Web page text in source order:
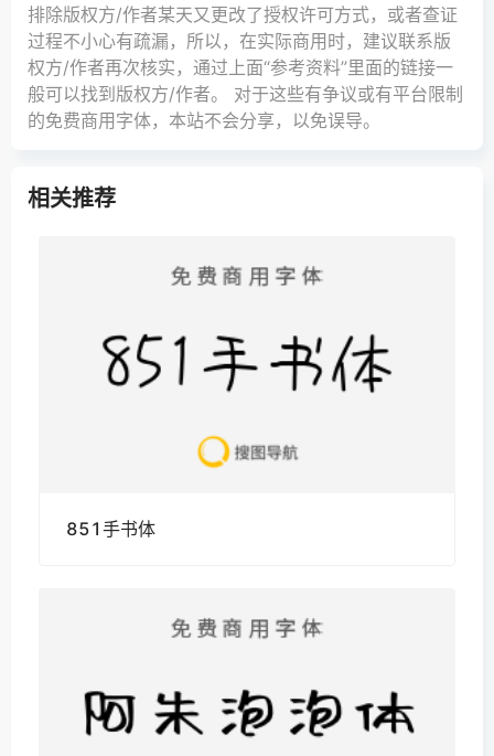
排除版权方/作者某天又更改了授权许可方式，或者查证
过程不小心有疏漏，所以，在实际商用时，建议联系版
权方/作者再次核实，通过上面“参考资料”里面的链接一
般可以找到版权方/作者。 对于这些有争议或有平台限制
的免费商用字体，本站不会分享，以免误导。
相关推荐
851手书体